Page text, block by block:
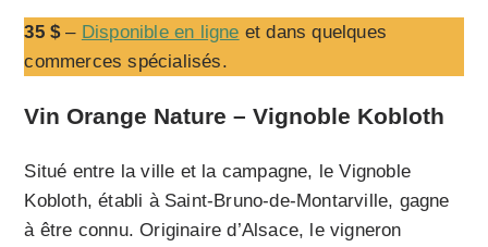
35 $– Disponible en ligne et dans quelques
commerces spécialisés.
Vin Orange Nature – Vignoble Kobloth
Situé entre la ville et la campagne, le Vignoble
Kobloth, établi à Saint-Bruno-de-Montarville, gagne
à être connu. Originaire d’Alsace, le vigneron